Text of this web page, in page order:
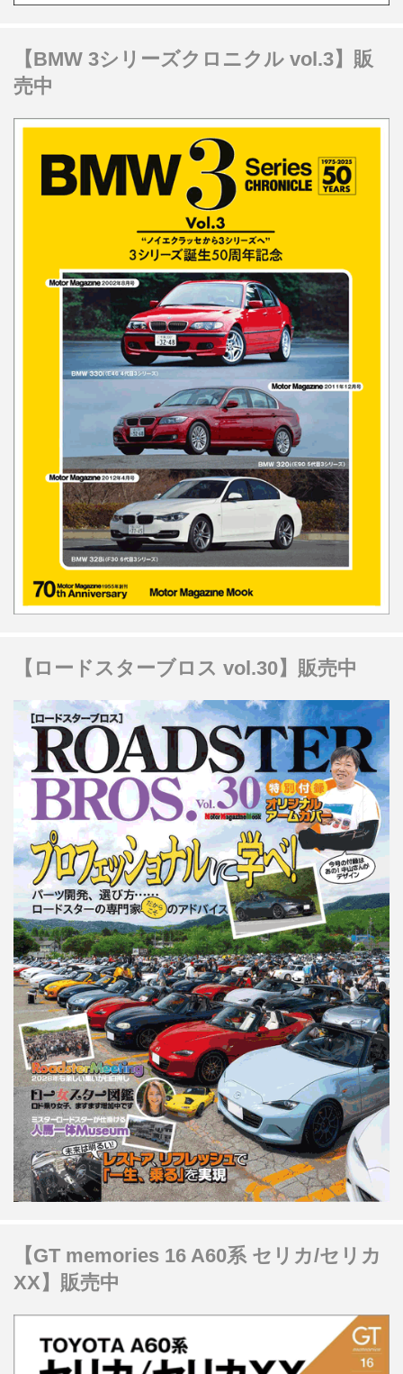
【BMW 3シリーズクロニクル vol.3】販
売中
【ロードスターブロス vol.30】販売中
【GT memories 16 A60系 セリカ/セリカ
XX】販売中